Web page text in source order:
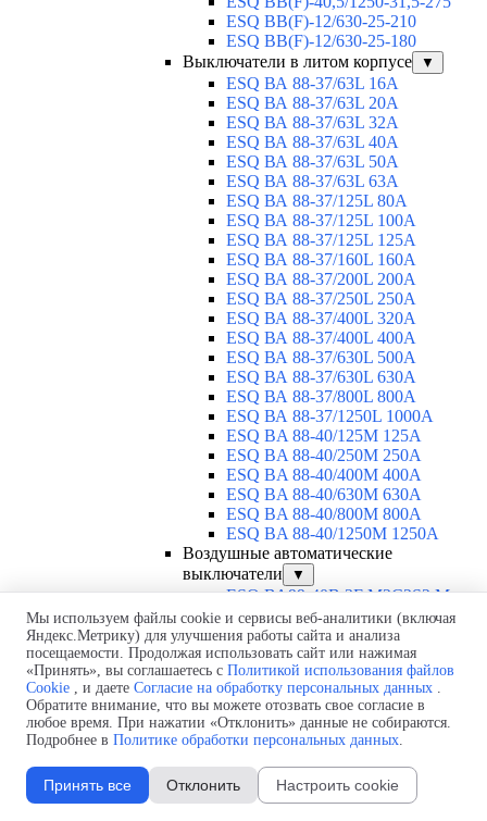
ESQ ВВ(F)-12/630-25-210
ESQ ВВ(F)-12/630-25-180
Выключатели в литом корпусе
▼
ESQ ВА 88-37/63L 16A
ESQ ВА 88-37/63L 20A
ESQ ВА 88-37/63L 32A
ESQ ВА 88-37/63L 40A
ESQ ВА 88-37/63L 50A
ESQ ВА 88-37/63L 63A
ESQ ВА 88-37/125L 80A
ESQ ВА 88-37/125L 100A
ESQ ВА 88-37/125L 125A
ESQ ВА 88-37/160L 160A
ESQ ВА 88-37/200L 200A
ESQ ВА 88-37/250L 250A
ESQ ВА 88-37/400L 320A
ESQ ВА 88-37/400L 400A
ESQ ВА 88-37/630L 500A
ESQ ВА 88-37/630L 630A
ESQ ВА 88-37/800L 800A
ESQ ВА 88-37/1250L 1000A
ESQ BA 88-40/125M 125A
ESQ BA 88-40/250M 250A
ESQ BA 88-40/400M 400A
ESQ BA 88-40/630М 630A
ESQ BA 88-40/800M 800A
ESQ BA 88-40/1250М 1250A
Воздушные автоматические
выключатели
▼
ESQ ВА99-40B 3F M2C2S2 M
2500A
ESQ ВА99-40A 3F M2C2S2 М
800A
ESQ ВА99-40A 3F M2C2S2 М
630A
ESQ ВА99-40A 3F M2C2S2 М
2000A
ESQ ВА99-40A 3F M2C2S2 М
1600A
ESQ ВА99-40A 3F M2C2S2 М
Мы используем файлы cookie и сервисы веб-аналитики (включая
Яндекс.Метрику) для улучшения работы сайта и анализа
посещаемости. Продолжая использовать сайт или нажимая
«Принять», вы соглашаетесь с Политикой использования файлов
Cookie , и даете Согласие на обработку персональных данных .
Обратите внимание, что вы можете отозвать свое согласие в
любое время. При нажатии «Отклонить» данные не собираются.
Подробнее в Политике обработки персональных данных.
Принять все Отклонить Настроить cookie